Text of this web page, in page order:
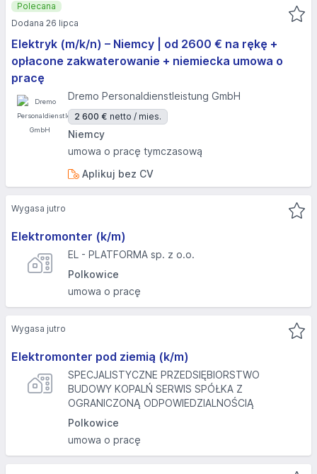
Elektryk (m/k/n) – Niemcy | od 2600 € na rękę +
opłacone zakwaterowanie + niemiecka umowa o
pracę
Dremo Personaldienstleistung GmbH
2 600 € netto / mies.
Niemcy
umowa o pracę tymczasową
Aplikuj bez CV
Polecana
Dodana 26 lipca
Elektromonter (k/m)
EL - PLATFORMA sp. z o.o.
Polkowice
umowa o pracę
Wygasa jutro
Elektromonter pod ziemią (k/m)
SPECJALISTYCZNE PRZEDSIĘBIORSTWO
BUDOWY KOPALŃ SERWIS SPÓŁKA Z
OGRANICZONĄ ODPOWIEDZIALNOŚCIĄ
Polkowice
umowa o pracę
Wygasa jutro